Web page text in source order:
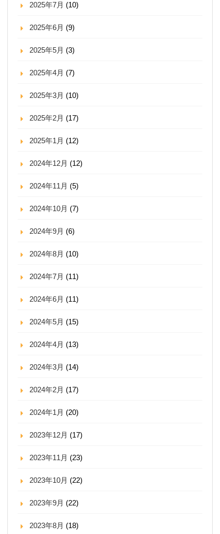
2025年7月 (10)
2025年6月 (9)
2025年5月 (3)
2025年4月 (7)
2025年3月 (10)
2025年2月 (17)
2025年1月 (12)
2024年12月 (12)
2024年11月 (5)
2024年10月 (7)
2024年9月 (6)
2024年8月 (10)
2024年7月 (11)
2024年6月 (11)
2024年5月 (15)
2024年4月 (13)
2024年3月 (14)
2024年2月 (17)
2024年1月 (20)
2023年12月 (17)
2023年11月 (23)
2023年10月 (22)
2023年9月 (22)
2023年8月 (18)